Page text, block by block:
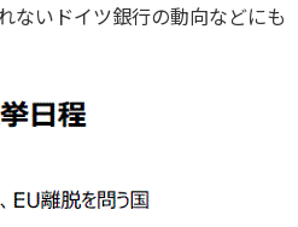
ないドイツ銀行の動向などにも